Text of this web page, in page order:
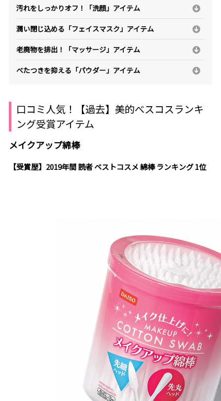
汚れをしっかりオフ！「洗顔」アイテム
潤い閉じ込める「フェイスマスク」アイテム
老廃物を排出！「マッサージ」アイテム
べたつきを抑える「パウダー」アイテム
口コミ人気！【過去】美的べスコスランキ
ング受賞アイテム
メイクアップ綿棒
【受賞歴】2019年間 読者 ベストコスメ 綿棒 ランキング 1位